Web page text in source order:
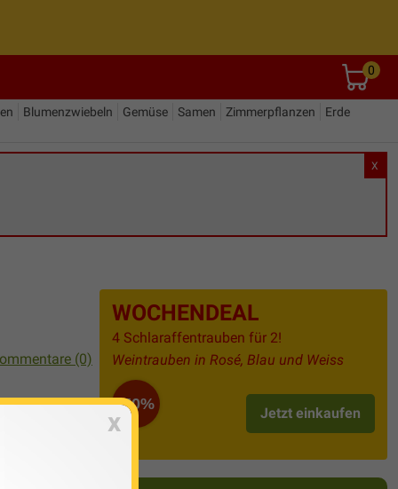
0
Blumenzwiebeln Gemüse Samen Zimmerpflanzen Erde
X
WOCHENDEAL
4 Schlaraffentrauben für 2!
Weintrauben in Rosé, Blau und Weiss
-50%
Jetzt einkaufen
(0)
x